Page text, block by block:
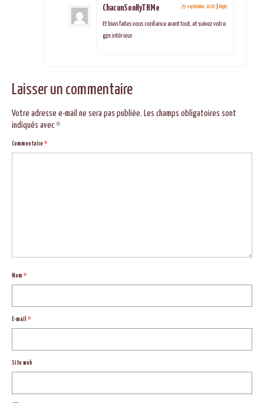
ChacunSonRyTHMe 29 septembre 2016 Reply
Et bien faites vous confiance avant tout, et suivez votre
gps intérieur.
Laisser un commentaire
Votre adresse e-mail ne sera pas publiée. Les champs obligatoires sont
indiqués avec *
Commentaire *
Nom *
E-mail *
Site web